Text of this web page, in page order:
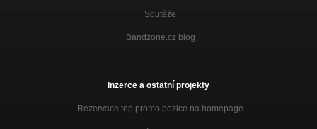
Soutěže
Bandzone.cz blog
Inzerce a ostatní projekty
Rezervace top promo pozice na homepage